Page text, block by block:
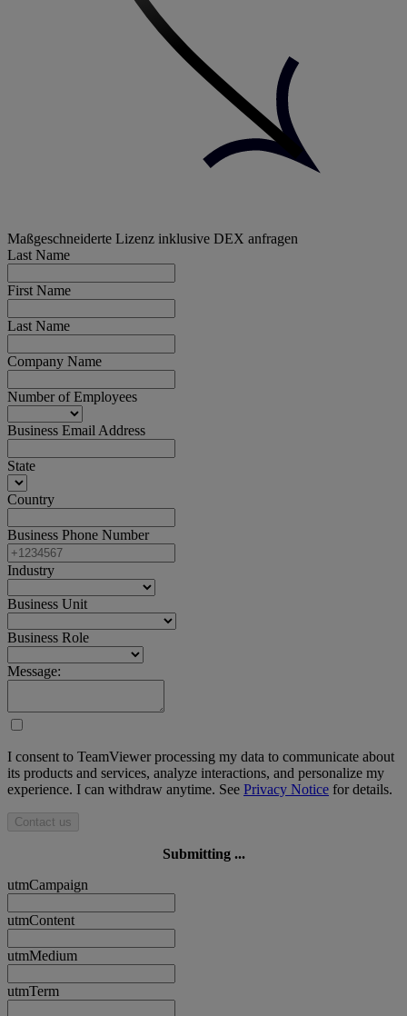
Maßgeschneiderte Lizenz inklusive DEX anfragen
Last Name
First Name
Last Name
Company Name
Number of Employees
Business Email Address
State
Country
Business Phone Number
Industry
Business Unit
Business Role
Message:
I consent to TeamViewer processing my data to communicate about
its products and services, analyze interactions, and personalize my
experience. I can withdraw anytime. See Privacy Notice for details.
Contact us
Submitting ...
utmCampaign
utmContent
utmMedium
utmTerm